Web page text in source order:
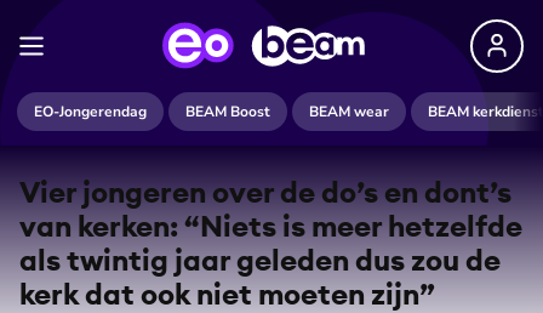
EO-Jongerendag BEAM Boost BEAM wear BEAM kerkdienst
Vier jongeren over de do’s en dont’s
van kerken: “Niets is meer hetzelfde
als twintig jaar geleden dus zou de
kerk dat ook niet moeten zijn”